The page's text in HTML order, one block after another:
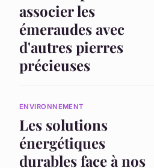
associer les
émeraudes avec
d'autres pierres
précieuses
ENVIRONNEMENT
Les solutions
énergétiques
durables face à nos